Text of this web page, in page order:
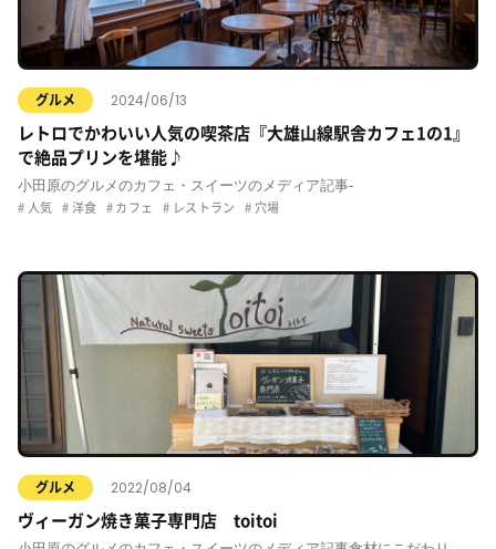
グルメ 2024/06/13
レトロでかわいい人気の喫茶店『大雄山線駅舎カフェ1の1』
で絶品プリンを堪能♪
小田原のグルメのカフェ・スイーツのメディア記事-
人気 洋食 カフェ レストラン 穴場
グルメ 2022/08/04
ヴィーガン焼き菓子専門店 toitoi